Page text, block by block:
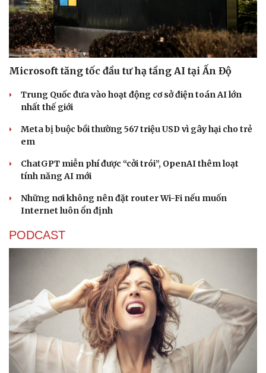
Doanh nghiệp
Thông tin doanh nghiệp
Doanh nhân
Vì cộng đồng
Công nghệ
Sành điệu
Trải nghiệm
Microsoft tăng tốc đầu tư hạ tầng AI tại Ấn Độ
Trung Quốc đưa vào hoạt động cơ sở điện toán AI lớn
nhất thế giới
Meta bị buộc bồi thường 567 triệu USD vì gây hại cho trẻ
em
ChatGPT miễn phí được “cởi trói”, OpenAI thêm loạt
tính năng AI mới
Những nơi không nên đặt router Wi-Fi nếu muốn
Internet luôn ổn định
PODCAST